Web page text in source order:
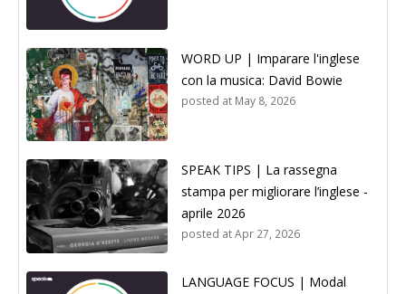
WORD UP | Imparare l'inglese
con la musica: David Bowie
posted at May 8, 2026
SPEAK TIPS | La rassegna
stampa per migliorare l’inglese -
aprile 2026
posted atApr 27, 2026
LANGUAGE FOCUS | Modal